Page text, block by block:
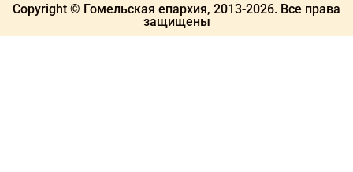
Copyright © Гомельская епархия, 2013-2026. Все права
защищены